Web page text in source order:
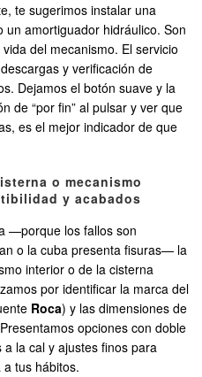
te sugerimos instalar una
un amortiguador hidráulico. Son
del mecanismo. El servicio
y verificación de
Dejamos el botón suave y la
de “por fin” al pulsar y ver que
es el mejor indicador de que
o mecanismo
y acabados
—porque los fallos son
o la cuba presenta fisuras— la
interior o de la cisterna
por identificar la marca del
Roca) y las dimensiones de
opciones con doble
la cal y ajustes finos para
tus hábitos.